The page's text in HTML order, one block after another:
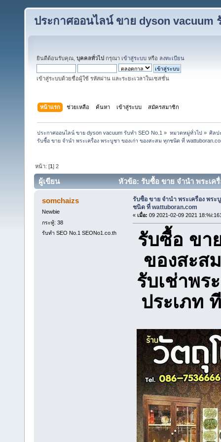
ประกาศออนไลน์ ขาย dyson vacuum
ยินดีต้อนรับคุณ, บุคคลทั่วไป กรุณา เข้าสู่ระบบ หรือ ลงทะเบียน
เข้าสู่ระบบด้วยชื่อผู้ใช้ รหัสผ่าน และระยะเวลาในเซสชั่น
หน้าแรก ช่วยเหลือ ค้นหา เข้าสู่ระบบ สมัครสมาชิก
ประกาศออนไลน์ ขาย dyson vacuum รับทำ SEO No.1 » หมวดหมู่ทั่วไป» ศิลป
รับซื้อ ขาย จำนำ พระเครื่อง พระบูชา ของเก่า ของสะสม ทุกชนิด ที่
หน้า: [1]2
ผู้เขียน
หัวข้อ: รับซื้อ ขาย จำนำ พระเค
somchaizs
Newbie
กระทู้: 38
รับทำ SEO No.1 SEONo1.co.th
รับซื้อ ขาย จำนำ พระเครื่อง พระ
ชนิด ที่ wattuboran.com
« เมื่อ: 09 2021-02-09 2021
รับซื้อ ขา
ของสะส
รับเช่าพร
ประเภท